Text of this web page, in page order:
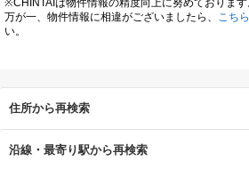
※CHINTAIは物件情報の精度向上に努めております
万が一、物件情報に相違がございましたら、
こち
い。
住所から再検索
沿線・最寄り駅から再検索